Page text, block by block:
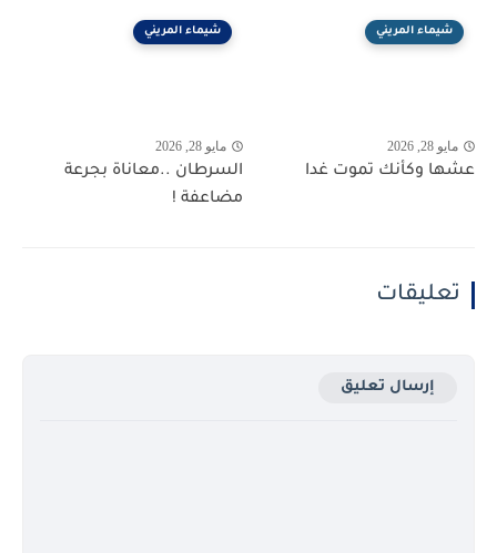
شيماء المريني
مايو 28, 2026
عشها وكأنك تموت غدا
شيماء المريني
مايو 28, 2026
السرطان ..معاناة بجرعة
مضاعفة !
تعليقات
إرسال تعليق